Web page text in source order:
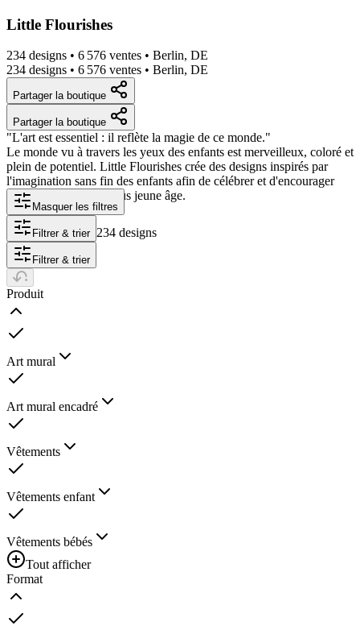
Little Flourishes
234 designs • 6 576 ventes • Berlin, DE
234 designs • 6 576 ventes • Berlin, DE
Partager la boutique
Partager la boutique
"L'art est essentiel : il reflète la magie de ce monde."
Le monde vu à travers les yeux des enfants est merveilleux, coloré et
plein de potentiel. Little Flourishes crée des designs inspirés par
l'imagination sans fin des enfants afin de célébrer et d'encourager
leur créativité dès le plus jeune âge.
Masquer les filtres
Filtrer & trier 234 designs
Filtrer & trier
Produit
Art mural
Art mural encadré
Vêtements
Vêtements enfant
Vêtements bébés
Tout afficher
Format